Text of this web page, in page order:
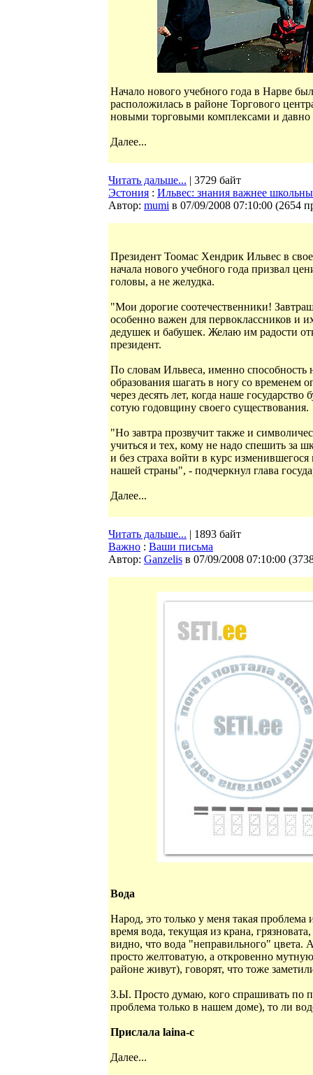
Начало нового учебного года в Нарве
расположилась в районе Торгового
новыми торговыми комплексами и
Далее...
Читать дальше... | 3729 байт
Эстония : Ильвес: знания важнее
Автор: mumi в 07/09/2008 07:10:00 (2654
Президент Тоомас Хендрик Ильвес в
начала нового учебного года призвал
головы, а не желудка.
"Мои дорогие соотечественники!
особенно важен для первоклассников и
дедушек и бабушек. Желаю им радости
президент.
По словам Ильвеса, именно способность
образования шагать в ногу со временем
через десять лет, когда наше государство
сотую годовщину своего существования.
"Но завтра прозвучит также и
учиться и тех, кому не надо спешить
и без страха войти в курс
нашей страны", - подчеркнул глава
Далее...
Читать дальше... | 1893 байт
Важно : Ваши письма
Автор: Ganzelis в 07/09/2008 07:10:00 (
Вода
Народ, это только у меня такая
время вода, текущая из крана,
видно, что вода "неправильного"
просто желтоватую, а откровенно
районе живут), говорят, что тоже
З.Ы. Просто думаю, кого спрашивать по
проблема только в нашем доме), то ли
Прислала laina-c
Далее...